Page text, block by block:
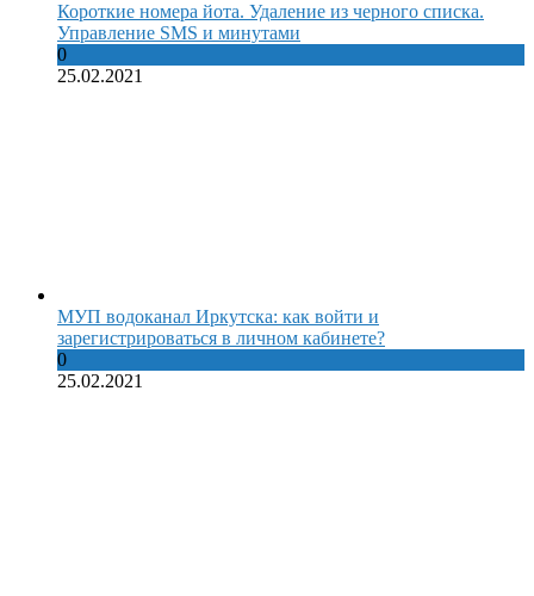
Короткие номера йота. Удаление из черного списка.
Управление SMS и минутами
0
25.02.2021
МУП водоканал Иркутска: как войти и
зарегистрироваться в личном кабинете?
0
25.02.2021